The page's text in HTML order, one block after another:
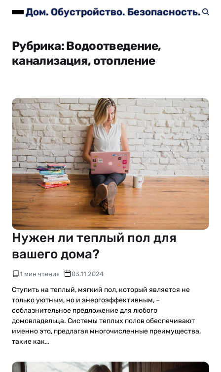
Дом. Обустройство. Безопасность.
Рубрика:Водоотведение,
канализация, отопление
Нужен ли теплый пол для
вашего дома?
1 мин чтения 03.11.2024
Ступить на теплый, мягкий пол, который является не
только уютным, но и энергоэффективным, –
соблазнительное предложение для любого
домовладельца. Системы теплых полов обеспечивают
именно это, предлагая многочисленные преимущества,
такие как…